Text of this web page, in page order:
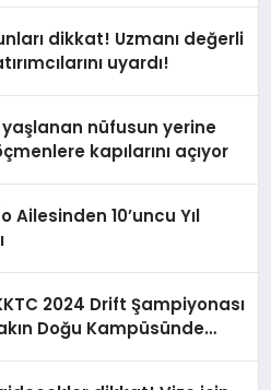
dikkat! Uzmanı değerli
uyardı!
nüfusun yerine
kapılarını açıyor
Ailesinden 10’uncu Yıl
2024 Drift Şampiyonası
Doğu Kampüsünde